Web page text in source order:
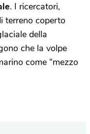
. I ricercatori,
terreno coperto
della
che la volpe
come “mezzo